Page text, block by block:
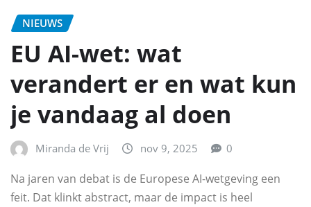
NIEUWS
EU AI-wet: wat
verandert er en wat kun
je vandaag al doen
Miranda de Vrij nov 9, 2025 0
Na jaren van debat is de Europese AI-wetgeving een
feit. Dat klinkt abstract, maar de impact is heel